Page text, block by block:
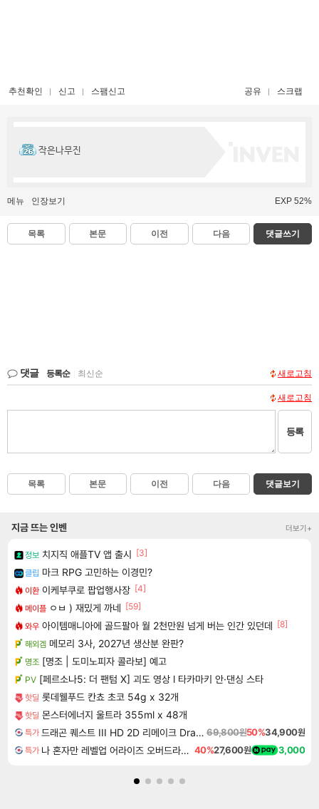
추천확인 신고 스팸신고 공유 스크랩
작은나무진
메뉴 인장보기 EXP 52%
목록 본문 이전 다음 댓글쓰기
댓글 등록순 최신순 새로고침
새로고침
등록
목록 본문 이전 다음 댓글보기
지금 뜨는 인벤 더보기+
정보 치지직 애플TV 앱 출시 [3]
클립 마크 RPG 고민하는 이경민?
이환 이케부쿠로 팝업행사장 [4]
메이플 ㅇㅂ ) 재밌게 까네 [59]
와우 아이템매니아에 골드팔아 월 2천만원 넘게 버는 인간 있던데 [8]
해외겜 메모리 3사, 2027년 생산분 완판?
명조 [명조 | 도미노피자 콜라보] 예고
PV [페르소나5: 더 팬텀 X] 괴도 영상 l 타카마키 안·댄싱 스타
핫딜 롯데웰푸드 칸쵸 초코 54g x 32개
핫딜 몬스터에너지 울트라 355ml x 48개
특가 드래곤 퀘스트 III HD 2D 리메이크 Dragon Quest III HD 2D Remake 69,800원50%34,900원
특가 나 혼자만 레벨업 어라이즈 오버드라이브 Solo Leveling Arise 40%27,600원 3,000